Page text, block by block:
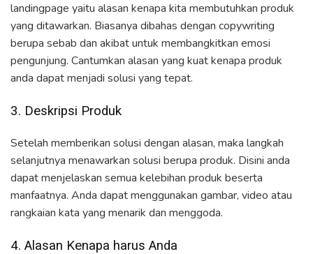
landingpage yaitu alasan kenapa kita membutuhkan produk
yang ditawarkan. Biasanya dibahas dengan copywriting
berupa sebab dan akibat untuk membangkitkan emosi
pengunjung. Cantumkan alasan yang kuat kenapa produk
anda dapat menjadi solusi yang tepat.
3. Deskripsi Produk
Setelah memberikan solusi dengan alasan, maka langkah
selanjutnya menawarkan solusi berupa produk. Disini anda
dapat menjelaskan semua kelebihan produk beserta
manfaatnya. Anda dapat menggunakan gambar, video atau
rangkaian kata yang menarik dan menggoda.
4. Alasan Kenapa harus Anda